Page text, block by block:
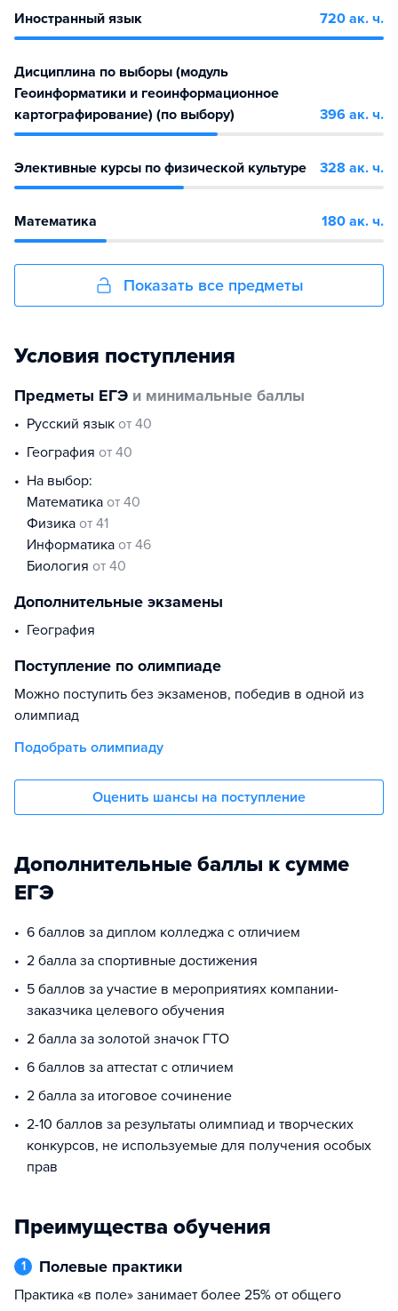
Иностранный язык 720 ак. ч.
Дисциплина по выборы (модуль
Геоинформатики и геоинформационное
картографирование) (по выбору)
396 ак. ч.
Элективные курсы по физической культуре 328 ак. ч.
Математика 180 ак. ч.
Показать все предметы
Условия поступления
Предметы ЕГЭ и минимальные баллы
русский язык от 40
география от 40
На выбор:
математика от 40
физика от 41
информатика от 46
биология от 40
Дополнительные экзамены
география
Поступление по олимпиаде
Можно поступить без экзаменов, победив в одной из
олимпиад
Подобрать олимпиаду
Оценить шансы на поступление
Дополнительные баллы к сумме
ЕГЭ
6 баллов за диплом колледжа с отличием
2 балла за спортивные достижения
5 баллов за участие в мероприятиях компании-
заказчика целевого обучения
2 балла за золотой значок ГТО
6 баллов за аттестат с отличием
2 балла за итоговое сочинение
2-10 баллов за результаты олимпиад и творческих
конкурсов, не используемые для получения особых
прав
Преимущества обучения
1 Полевые практики
Практика «в поле» занимает более 25% от общего